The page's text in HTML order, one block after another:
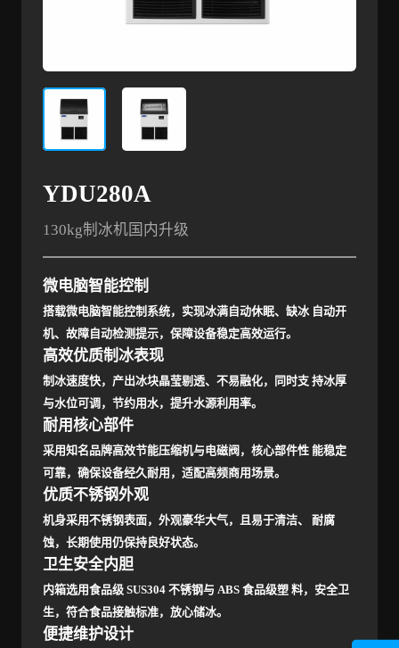
YDU280A
130kg制冰机国内升级
微电脑智能控制
搭载微电脑智能控制系统，实现冰满自动休眠、缺冰 自动开
机、故障自动检测提示，保障设备稳定高效运行。
高效优质制冰表现
制冰速度快，产出冰块晶莹剔透、不易融化，同时支 持冰厚
与水位可调，节约用水，提升水源利用率。
耐用核心部件
采用知名品牌高效节能压缩机与电磁阀，核心部件性 能稳定
可靠，确保设备经久耐用，适配高频商用场景。
优质不锈钢外观
机身采用不锈钢表面，外观豪华大气，且易于清洁、 耐腐
蚀，长期使用仍保持良好状态。
卫生安全内胆
内箱选用食品级 SUS304 不锈钢与 ABS 食品级塑 料，安全卫
生，符合食品接触标准，放心储冰。
便捷维护设计